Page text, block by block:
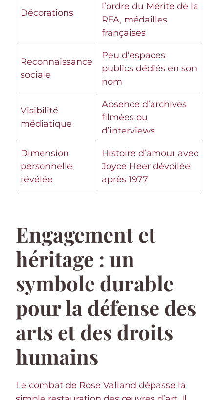
Décorations
l’ordre du Mérite de la
RFA, médailles
françaises
Reconnaissance
sociale
Peu d’espaces
publics dédiés en son
nom
Visibilité
médiatique
Absence d’archives
filmées ou
d’interviews
Dimension
personnelle
révélée
Histoire d’amour avec
Joyce Heer dévoilée
après 1977
Engagement et
héritage : un
symbole durable
pour la défense des
arts et des droits
humains
Le combat de Rose Valland dépasse la